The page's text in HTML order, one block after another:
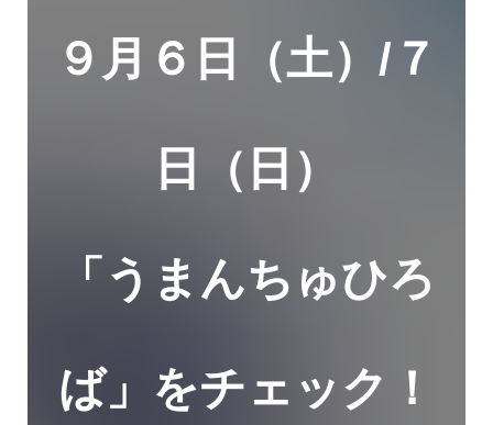
９月６日（土）/７
日（日）
「うまんちゅひろ
ば」をチェック！